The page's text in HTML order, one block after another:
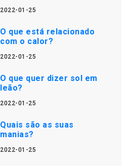
2022-01-25
O que está relacionado
com o calor?
2022-01-25
O que quer dizer sol em
leão?
2022-01-25
Quais são as suas
manias?
2022-01-25